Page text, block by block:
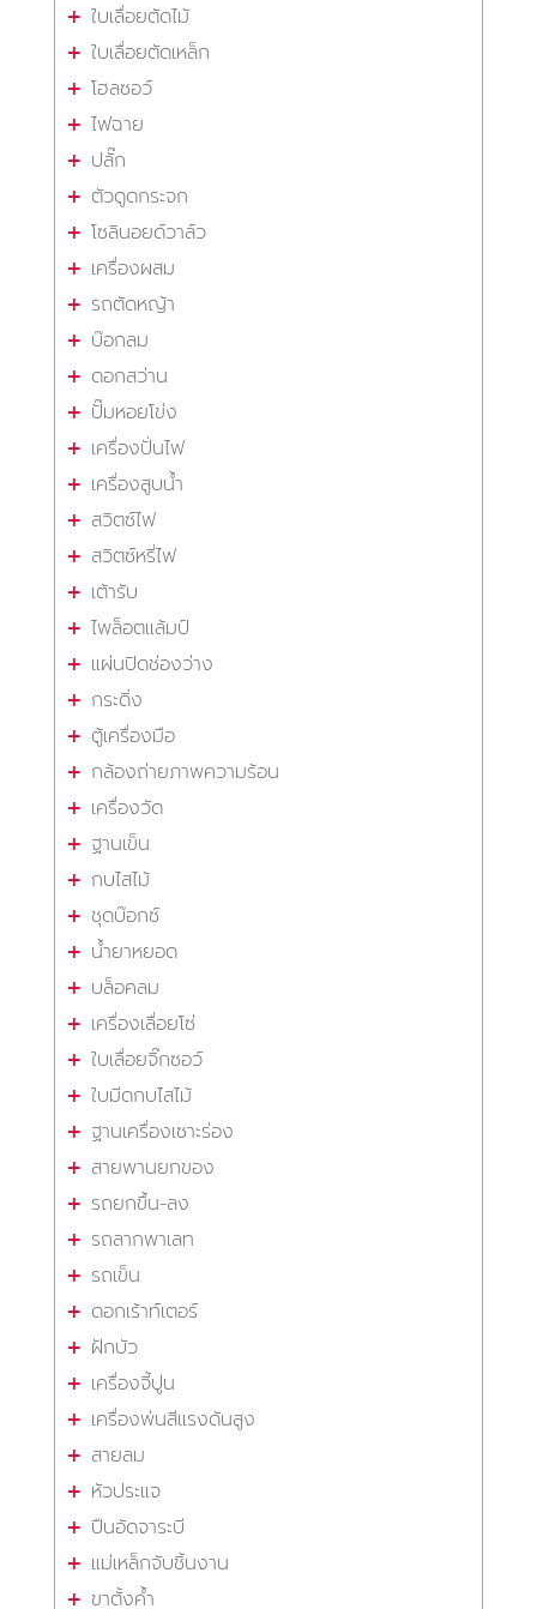
ใบเลื่อยตัดไม้
ใบเลื่อยตัดเหล็ก
โฮลซอว์
ไฟฉาย
ปลั๊ก
ตัวดูดกระจก
โซลินอยด์วาล์ว
เครื่องผสม
รถตัดหญ้า
บ๊อกลม
ดอกสว่าน
ปั๊มหอยโข่ง
เครื่องปั่นไฟ
เครื่องสูบน้ำ
สวิตซ์ไฟ
สวิตซ์หรี่ไฟ
เต้ารับ
ไพล็อตแล้มป์
แผ่นปิดช่องว่าง
กระดิ่ง
ตู้เครื่องมือ
กล้องถ่ายภาพความร้อน
เครื่องวัด
ฐานเข็น
กบไสไม้
ชุดบ๊อกซ์
น้ำยาหยอด
บล็อคลม
เครื่องเลื่อยโซ่
ใบเลื่อยจิ๊กซอว์
ใบมีดกบไสไม้
ฐานเครื่องเซาะร่อง
สายพานยกของ
รถยกขึ้น-ลง
รถลากพาเลท
รถเข็น
ดอกเร้าท์เตอร์
ฝักบัว
เครื่องจี้ปูน
เครื่องพ่นสีแรงดันสูง
สายลม
หัวประแจ
ปืนอัดจาระบี
แม่เหล็กจับชิ้นงาน
ขาตั้งค้ำ